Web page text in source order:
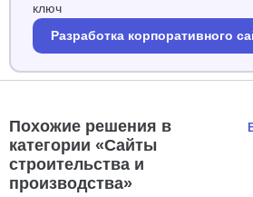
ключ
Разработка корпоративного
Похожие решения в
категории «Сайты
строительства и
производства»